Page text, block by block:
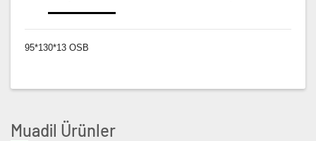
95*130*13 OSB
Muadil Ürünler